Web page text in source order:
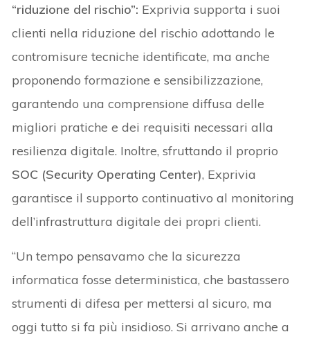
“riduzione del rischio”: Exprivia supporta i suoi
clienti nella riduzione del rischio adottando le
contromisure tecniche identificate, ma anche
proponendo formazione e sensibilizzazione,
garantendo una comprensione diffusa delle
migliori pratiche e dei requisiti necessari alla
resilienza digitale. Inoltre, sfruttando il proprio
SOC (Security Operating Center), Exprivia
garantisce il supporto continuativo al monitoring
dell’infrastruttura digitale dei propri clienti.
“Un tempo pensavamo che la sicurezza
informatica fosse deterministica, che bastassero
strumenti di difesa per mettersi al sicuro, ma
oggi tutto si fa più insidioso. Si arrivano anche a